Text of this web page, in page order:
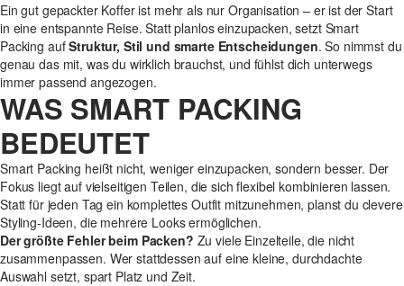
Ein gut gepackter Koffer ist mehr als nur Organisation – er ist der Start
in eine entspannte Reise. Statt planlos einzupacken, setzt Smart
Packing aufStruktur, Stil und smarte Entscheidungen. So nimmst du
genau das mit, was du wirklich brauchst, und fühlst dich unterwegs
immer passend angezogen.
WAS SMART PACKING
BEDEUTET
Smart Packing heißt nicht, weniger einzupacken, sondern besser. Der
Fokus liegt auf vielseitigen Teilen, die sich flexibel kombinieren lassen.
Statt für jeden Tag ein komplettes Outfit mitzunehmen, planst du clevere
Styling-Ideen, die mehrere Looks ermöglichen.
Der größte Fehler beim Packen? Zu viele Einzelteile, die nicht
zusammenpassen. Wer stattdessen auf eine kleine, durchdachte
Auswahl setzt, spart Platz und Zeit.